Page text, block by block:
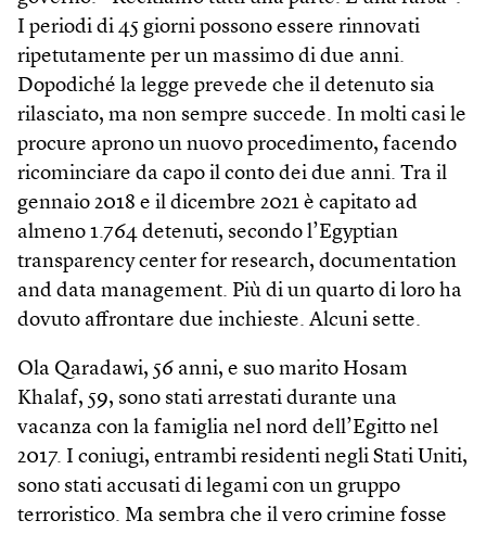
I periodi di 45 giorni possono essere rinnovati
ripetutamente per un massimo di due anni.
Dopodiché la legge prevede che il detenuto sia
rilasciato, ma non sempre succede. In molti casi le
procure aprono un nuovo procedimento, facendo
ricominciare da capo il conto dei due anni. Tra il
gennaio 2018 e il dicembre 2021 è capitato ad
almeno 1.764 detenuti, secondo l’Egyptian
transparency center for research, documentation
and data management. Più di un quarto di loro ha
dovuto affrontare due inchieste. Alcuni sette.
Ola Qaradawi, 56 anni, e suo marito Hosam
Khalaf, 59, sono stati arrestati durante una
vacanza con la famiglia nel nord dell’Egitto nel
2017. I coniugi, entrambi residenti negli Stati Uniti,
sono stati accusati di legami con un gruppo
terroristico. Ma sembra che il vero crimine fosse